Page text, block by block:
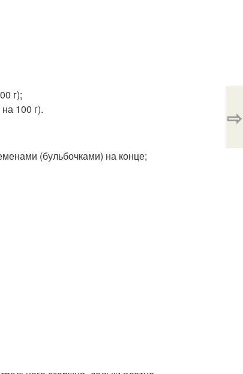
г);
100 г).
(бульбочками) на конце;
⇨